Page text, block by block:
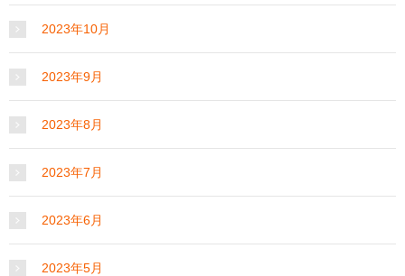
2023年10月
2023年9月
2023年8月
2023年7月
2023年6月
2023年5月